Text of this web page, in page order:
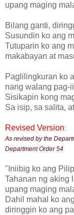
upang maging
Bilang ganti,
Susundin ko ang
Tutuparin ko ang
makabayan at
Paglilingkuran ko
nang walang pag-
Sisikapin kong
Sa isip, sa salita,
Revised Version:
As revised by the
Department Order 54
"Iniibig ko ang
Tahanan ng aking
upang maging
Dahil mahal ko
diringgin ko ang